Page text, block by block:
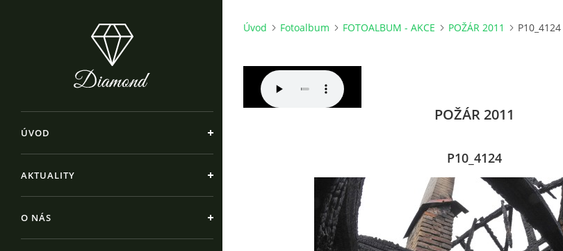
ÚVOD
AKTUALITY
O NÁS
Úvod Fotoalbum FOTOALBUM - AKCE POŽÁR 2011 P10_4124
POŽÁR 2011
P10_4124